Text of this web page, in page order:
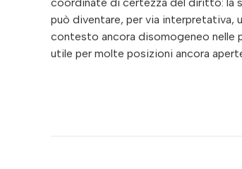
può diventare, per via interpretativa,
contesto ancora disomogeneo nelle
utile per molte posizioni ancora